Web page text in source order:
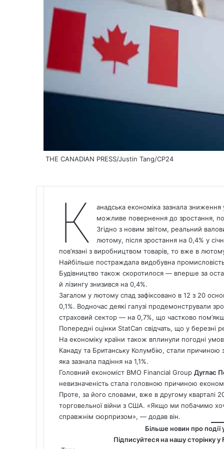
THE CANADIAN PRESS/Justin Tang/CP24
К
анадська економіка зазнала
можливе повернення до зростання,
Згідно з новим звітом, реальний
лютому, після зростання на 0,4% у
пов’язані з виробництвом товарів, то вже в
Найбільше постраждала видобувна
Будівництво також скоротилося — вперше за
й лізингу знизився на 0,4%.
Загалом у лютому спад зафіксовано в 12 з 20
0,1%. Водночас деякі галузі продемонстрували
страховий сектор — на 0,7%, що частково
Попередні оцінки StatCan свідчать, що у березні
На економіку країни також вплинули погодні
Канаду та Британську Колумбію, стали причиною
яка зазнала падіння на 1,1%.
Головний економіст BMO Financial Group Дуглас
невизначеність стала головною причиною
Проте, за його словами, вже в другому кварталі
торговельної війни з США. «Якщо ми побачимо
справжнім сюрпризом», — додав він.
Більше новин про події
Підписуйтеся на нашу сторінку у